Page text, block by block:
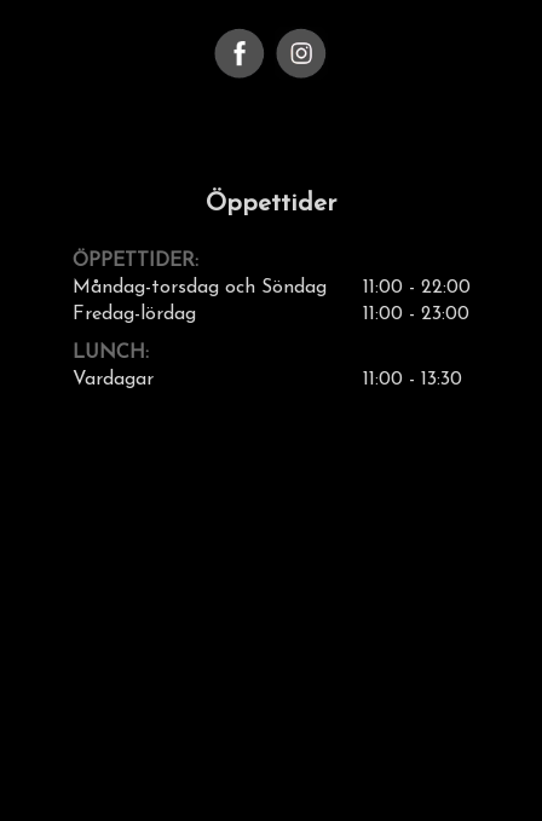
Öppettider
ÖPPETTIDER:
Måndag-torsdag och Söndag
11:00 - 22:00
Fredag-lördag
11:00 - 23:00
LUNCH:
Vardagar
11:00 - 13:30